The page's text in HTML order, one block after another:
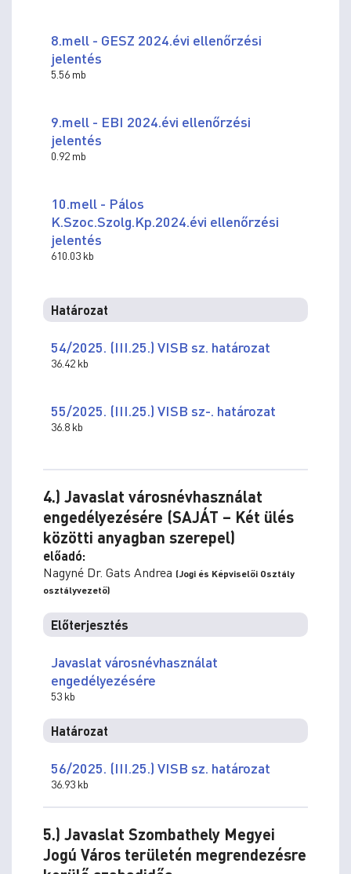
8.mell - GESZ 2024.évi ellenőrzési
jelentés
5.56 mb
9.mell - EBI 2024.évi ellenőrzési
jelentés
0.92 mb
10.mell - Pálos
K.Szoc.Szolg.Kp.2024.évi ellenőrzési
jelentés
610.03 kb
Határozat
54/2025. (III.25.) VISB sz. határozat
36.42 kb
55/2025. (III.25.) VISB sz-. határozat
36.8 kb
4.) Javaslat városnévhasználat
engedélyezésére (SAJÁT – Két ülés
közötti anyagban szerepel)
előadó:
Nagyné Dr. Gats Andrea (Jogi és Képviselői Osztály
osztályvezető)
Előterjesztés
Javaslat városnévhasználat
engedélyezésére
53 kb
Határozat
56/2025. (III.25.) VISB sz. határozat
36.93 kb
5.) Javaslat Szombathely Megyei
Jogú Város területén megrendezésre